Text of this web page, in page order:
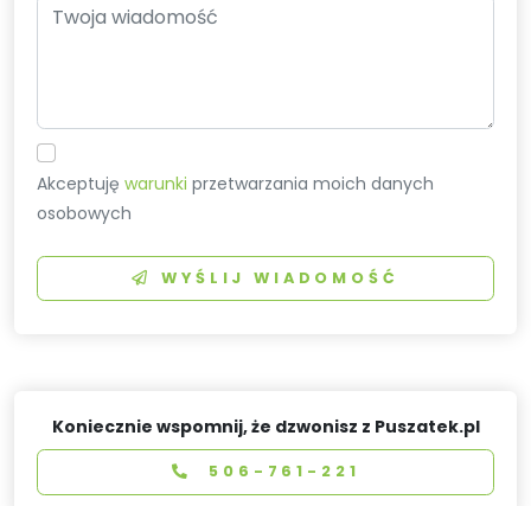
Akceptujęwarunki przetwarzania moich danych
osobowych
WYŚLIJ WIADOMOŚĆ
Koniecznie wspomnij, że dzwonisz z Puszatek.pl
506-761-221